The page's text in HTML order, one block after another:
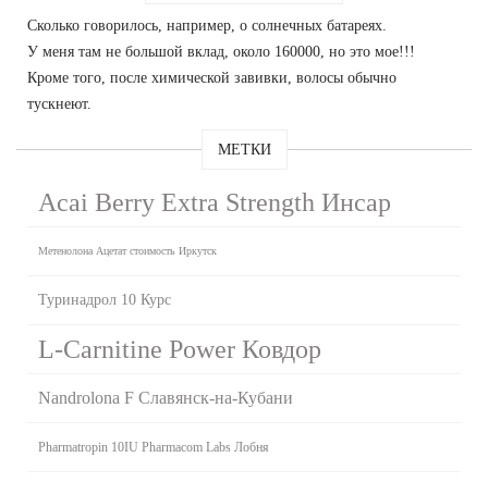
Сколько говорилось, например, о солнечных батареях.
У меня там не большой вклад, около 160000, но это мое!!!
Кроме того, после химической завивки, волосы обычно
тускнеют.
МЕТКИ
Acai Berry Extra Strength Инсар
Метенолона Ацетат стоимость Иркутск
Туринадрол 10 Курс
L-Carnitine Power Ковдор
Nandrolona F Славянск-на-Кубани
Pharmatropin 10IU Pharmacom Labs Лобня